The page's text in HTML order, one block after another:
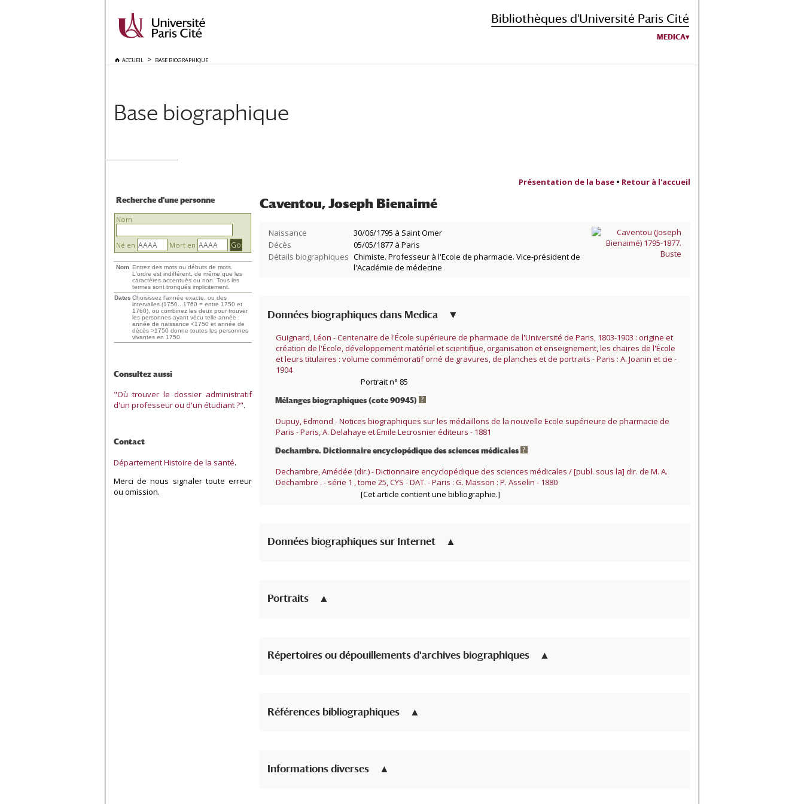
Bibliothèques d'Université Paris Cité
MEDICA
ACCUEIL BASE BIOGRAPHIQUE
Base biographique
Recherche d'une personne
Nom
Né en Mort en
Nom Entrez des mots ou débuts de mots.
L'ordre est indifférent, de même que les
caractères accentués ou non. Tous les
termes sont tronqués implicitement.
Dates Choisissez l'année exacte, ou des
intervalles (1750...1760 = entre 1750 et
1760), ou combinez les deux pour trouver
les personnes ayant vécu telle année :
année de naissance <1750 et année de
décès >1750 donne toutes les personnes
vivantes en 1750.
Consultez aussi
"Où trouver le dossier administratif
d'un professeur ou d'un étudiant ?".
Contact
Département Histoire de la santé.
Merci de nous signaler toute erreur
ou omission.
Présentation de la base • Retour à l'accueil
Caventou, Joseph Bienaimé
Naissance
30/06/1795 à Saint Omer
Décès
05/05/1877 à Paris
Détails biographiques Chimiste. Professeur à l'Ecole de pharmacie. Vice-président de
l'Académie de médecine
Données biographiques dans Medica
Guignard, Léon - Centenaire de l'École supérieure de pharmacie de l'Université de Paris, 1803-1903 : origine et
création de l'École, développement matériel et scientifique, organisation et enseignement, les chaires de l'École
et leurs titulaires : volume commémoratif orné de gravures, de planches et de portraits - Paris : A. Joanin et cie -
1904
Portrait n° 85
Mélanges biographiques (cote 90945)
Dupuy, Edmond - Notices biographiques sur les médaillons de la nouvelle Ecole supérieure de pharmacie de
Paris - Paris, A. Delahaye et Emile Lecrosnier éditeurs - 1881
Dechambre. Dictionnaire encyclopédique des sciences médicales
Dechambre, Amédée (dir.) - Dictionnaire encyclopédique des sciences médicales / [publ. sous la] dir. de M. A.
Dechambre . - série 1 , tome 25, CYS - DAT. - Paris : G. Masson : P. Asselin - 1880
[Cet article contient une bibliographie.]
Données biographiques sur Internet
Portraits
Répertoires ou dépouillements d'archives biographiques
Références bibliographiques
Informations diverses